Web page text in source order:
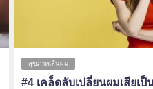
สุขภาพเส้นผม
#4 เคล็ดลับเปลี่ยนผมเสียเ